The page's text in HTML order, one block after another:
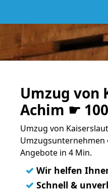
Umzug von
Achim ☛
Umzug von
Umzugsunternehmen
Angebote in 4 Min.
✓ Wir helfen
✓ Schnell &